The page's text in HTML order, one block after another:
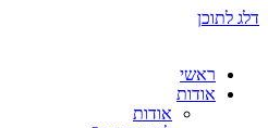
דלג לתוכן
ראשי
אודות
אודות